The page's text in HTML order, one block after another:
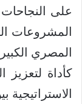
على
المشروعات
المصري
كأداة
الاستراتيجية